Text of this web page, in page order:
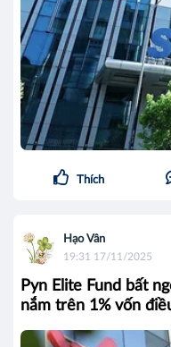
Thích
Hạo Vân
19:31 17/11/2025
Pyn Elite Fund bất
nắm trên 1% vốn